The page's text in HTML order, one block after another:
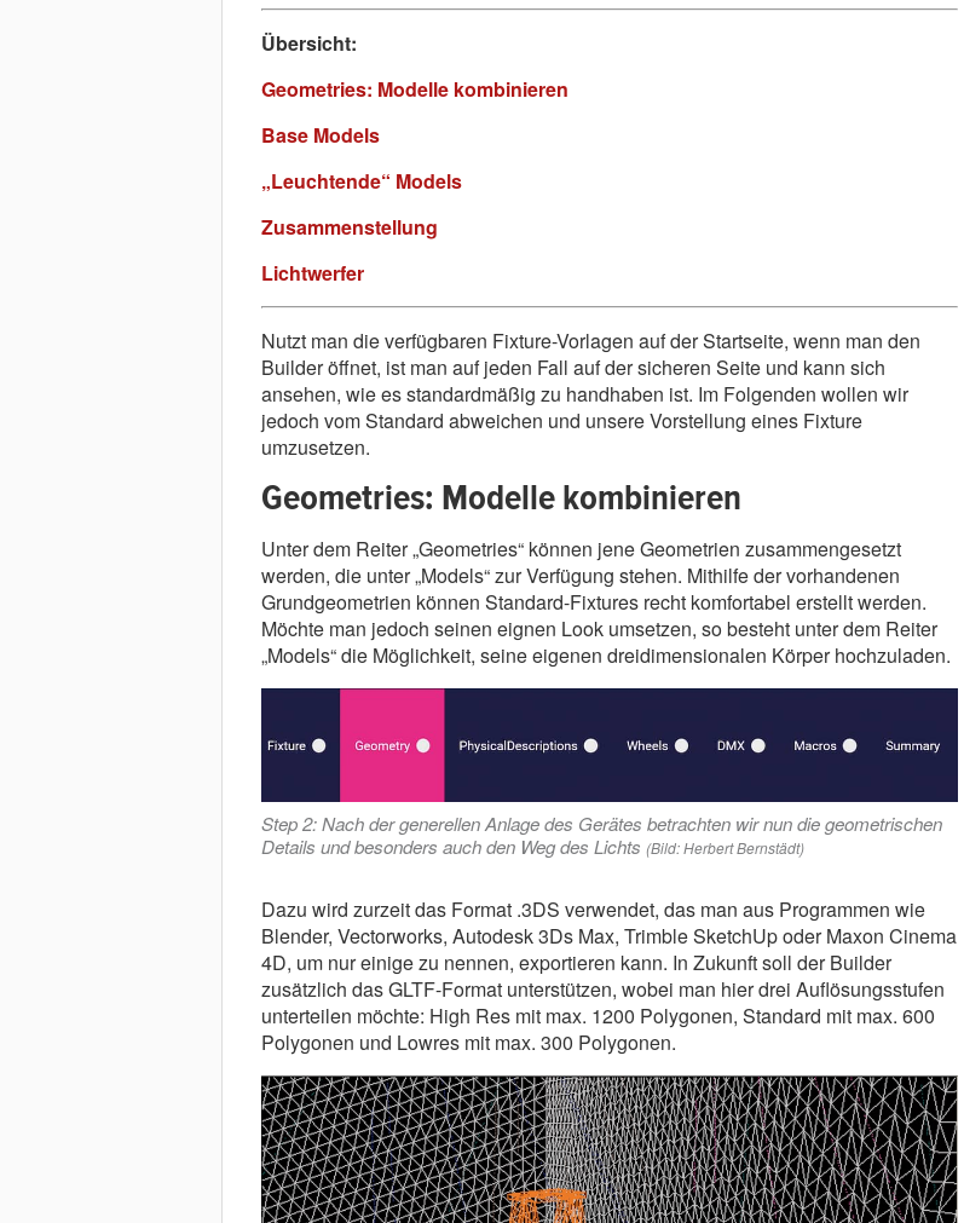
Übersicht:
Geometries: Modelle kombinieren
Base Models
„Leuchtende“ Models
Zusammenstellung
Lichtwerfer
Nutzt man die verfügbaren Fixture-Vorlagen auf der Startseite, wenn man den
Builder öffnet, ist man auf jeden Fall auf der sicheren Seite und kann sich
ansehen, wie es standardmäßig zu handhaben ist. Im Folgenden wollen wir
jedoch vom Standard abweichen und unsere Vorstellung eines Fixture
umzusetzen.
Geometries: Modelle kombinieren
Unter dem Reiter „Geometries“ können jene Geometrien zusammengesetzt
werden, die unter „Models“ zur Verfügung stehen. Mithilfe der vorhandenen
Grundgeometrien können Standard-Fixtures recht komfortabel erstellt werden.
Möchte man jedoch seinen eignen Look umsetzen, so besteht unter dem Reiter
„Models“ die Möglichkeit, seine eigenen dreidimensionalen Körper hochzuladen.
Step 2: Nach der generellen Anlage des Gerätes betrachten wir nun die geometrischen
Details und besonders auch den Weg des Lichts (Bild: Herbert Bernstädt)
Dazu wird zurzeit das Format .3DS verwendet, das man aus Programmen wie
Blender, Vectorworks, Autodesk 3Ds Max, Trimble SketchUp oder Maxon Cinema
4D, um nur einige zu nennen, exportieren kann. In Zukunft soll der Builder
zusätzlich das GLTF-Format unterstützen, wobei man hier drei Auflösungsstufen
unterteilen möchte: High Res mit max. 1200 Polygonen, Standard mit max. 600
Polygonen und Lowres mit max. 300 Polygonen.